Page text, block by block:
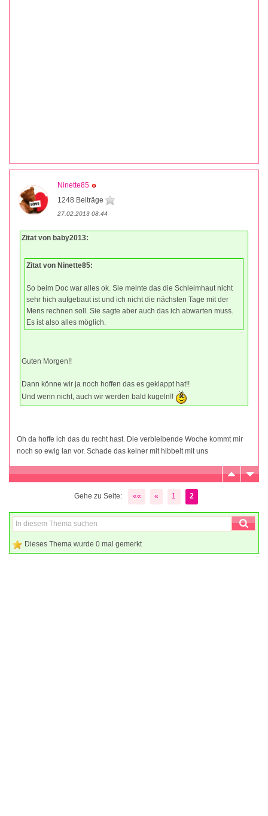
Ninette85
1248 Beiträge
27.02.2013 08:44
Zitat von baby2013:
Zitat von Ninette85:
So beim Doc war alles ok. Sie meinte das die Schleimhaut nicht
sehr hich aufgebaut ist und ich nicht die nächsten Tage mit der
Mens rechnen soll. Sie sagte aber auch das ich abwarten muss.
Es ist also alles möglich.
Guten Morgen!!
Dann könne wir ja noch hoffen das es geklappt hat!!
Und wenn nicht, auch wir werden bald kugeln!!
Oh da hoffe ich das du recht hast. Die verbleibende Woche kommt mir
noch so ewig lan vor. Schade das keiner mit hibbelt mit uns
Gehe zu Seite: «« « 1 2
Dieses Thema wurde 0 mal gemerkt